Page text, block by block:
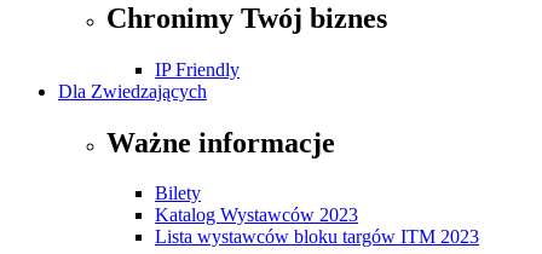
Chronimy Twój biznes
IP Friendly
Dla Zwiedzających
Ważne informacje
Bilety
Katalog Wystawców 2023
Lista wystawców bloku targów ITM 2023